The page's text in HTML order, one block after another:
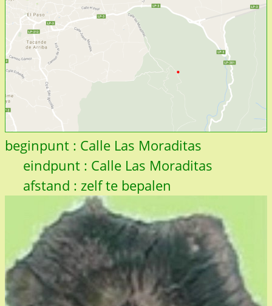
beginpunt : Calle Las Moraditas
eindpunt : Calle Las Moraditas
afstand : zelf te bepalen